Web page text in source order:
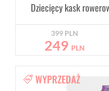
399 PLN
249 PLN
WYPRZEDAŻ